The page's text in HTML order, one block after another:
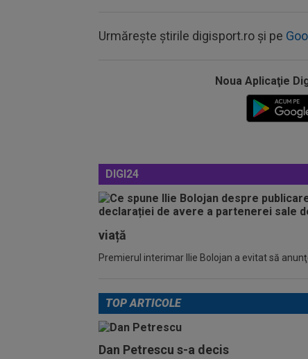
Urmărește știrile digisport.ro și pe
Noua Aplicaţie
DIGI24
viață
Premierul interimar Ilie Bolojan a evitat să
TOP ARTICOLE
Dan Petrescu s-a decis